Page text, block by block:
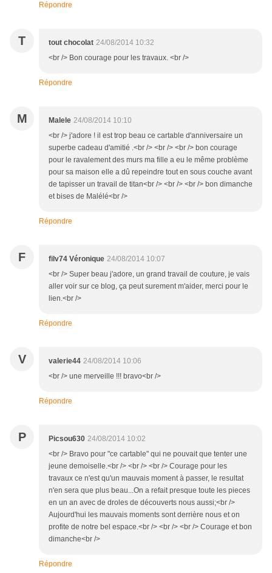
Répondre
T tout chocolat 24/08/2014 10:32
<br /> Bon courage pour les travaux. <br />
Répondre
M Malele 24/08/2014 10:10
<br /> j'adore ! il est trop beau ce cartable d'anniversaire un
superbe cadeau d'amitié .<br /> <br /> <br /> bon courage
pour le ravalement des murs ma fille a eu le même problème
pour sa maison elle a dû repeindre tout en sous couche avant
de tapisser un travail de titan<br /> <br /> <br /> bon dimanche
et bises de Malélé<br />
Répondre
F filv74 Véronique 24/08/2014 10:07
<br /> Super beau j'adore, un grand travail de couture, je vais
aller voir sur ce blog, ça peut surement m'aider, merci pour le
lien.<br />
Répondre
V valerie44 24/08/2014 10:06
<br /> une merveille !!! bravo<br />
Répondre
P Picsou630 24/08/2014 10:02
<br /> Bravo pour "ce cartable" qui ne pouvait que tenter une
jeune demoiselle.<br /> <br /> <br /> Courage pour les
travaux ce n'est qu'un mauvais moment à passer, le resultat
n'en sera que plus beau...On a refait presque toute les pieces
en un an avec de droles de découverts nous aussi;<br />
Aujourd'hui les mauvais moments sont derrière nous et on
profite de notre bel espace.<br /> <br /> <br /> Courage et bon
dimanche<br />
Répondre